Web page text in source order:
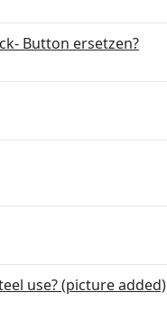
Button ersetzen?
use? (picture added)